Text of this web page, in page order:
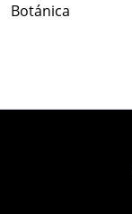
Botánica